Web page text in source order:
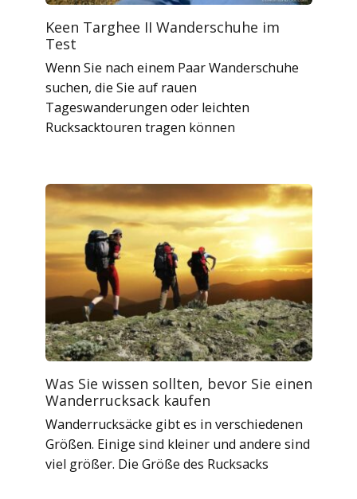
Keen Targhee II Wanderschuhe im
Test
Wenn Sie nach einem Paar Wanderschuhe
suchen, die Sie auf rauen
Tageswanderungen oder leichten
Rucksacktouren tragen können
Was Sie wissen sollten, bevor Sie einen
Wanderrucksack kaufen
Wanderrucksäcke gibt es in verschiedenen
Größen. Einige sind kleiner und andere sind
viel größer. Die Größe des Rucksacks